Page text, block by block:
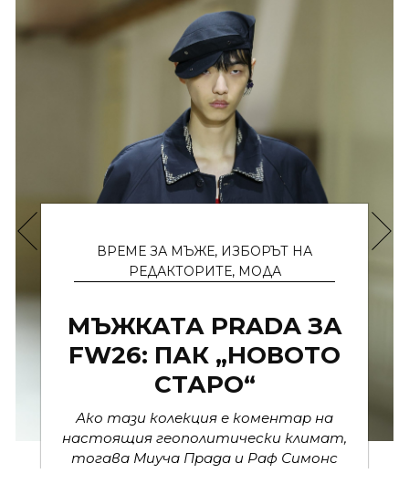
ВРЕМЕ ЗА МЪЖЕ, МОДА
ФУТБОЛЪТ СРЕЩА
НА ХОЛАНД
Благодарение на звезди като Ерлинг
статусен аксесоар и за мъжете. Това
е ерата на лукса без граници.